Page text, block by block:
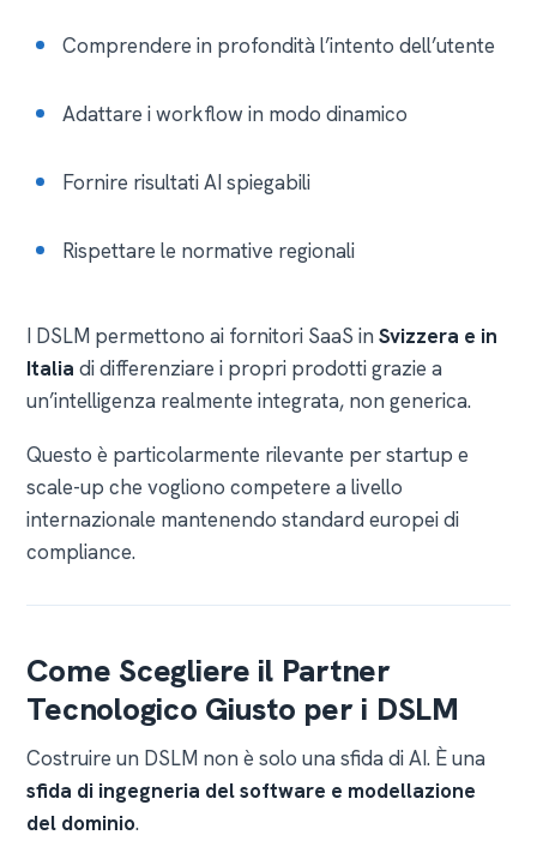
Comprendere in profondità l’intento dell’utente
Adattare i workflow in modo dinamico
Fornire risultati AI spiegabili
Rispettare le normative regionali
I DSLM permettono ai fornitori SaaS inSvizzera e in
Italia di differenziare i propri prodotti grazie a
un’intelligenza realmente integrata, non generica.
Questo è particolarmente rilevante per startup e
scale-up che vogliono competere a livello
internazionale mantenendo standard europei di
compliance.
Come Scegliere il Partner
Tecnologico Giusto per i DSLM
Costruire un DSLM non è solo una sfida di AI. È una
sfida di ingegneria del software e modellazione
del dominio.